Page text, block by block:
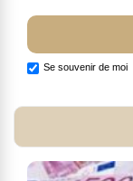
Se souvenir de moi